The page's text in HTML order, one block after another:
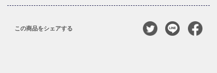
この商品をシェアする